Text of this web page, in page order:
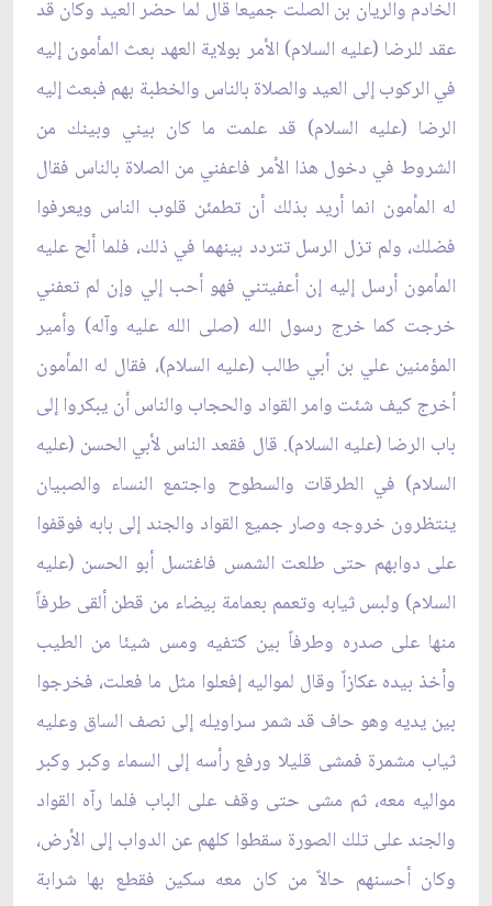
الخادم والريان بن الصلت جميعا قال لما حضر العيد وكان قد
عقد للرضا (عليه السلام) الأمر بولاية العهد بعث المأمون إليه
في الركوب إلى العيد والصلاة بالناس والخطبة بهم فبعث إليه
الرضا (عليه السلام) قد علمت ما كان بيني وبينك من
الشروط في دخول هذا الأمر فاعفني من الصلاة بالناس فقال
له المأمون انما أريد بذلك أن تطمئن قلوب الناس ويعرفوا
فضلك، ولم تزل الرسل تتردد بينهما في ذلك، فلما ألح عليه
المأمون أرسل إليه إن أعفيتني فهو أحب إلي وإن لم تعفني
خرجت كما خرج رسول الله (صلى الله عليه وآله) وأمير
المؤمنين علي بن أبي طالب (عليه السلام)، فقال له المأمون
أخرج كيف شئت وامر القواد والحجاب والناس أن يبكروا إلى
باب الرضا (عليه السلام). قال فقعد الناس لأبي الحسن (عليه
السلام) في الطرقات والسطوح واجتمع النساء والصبيان
ينتظرون خروجه وصار جميع القواد والجند إلى بابه فوقفوا
على دوابهم حتى طلعت الشمس فاغتسل أبو الحسن (عليه
السلام) ولبس ثيابه وتعمم بعمامة بيضاء من قطن ألقى طرفاً
منها على صدره وطرفاً بين كتفيه ومس شيئا من الطيب
وأخذ بيده عكازاً وقال لمواليه إفعلوا مثل ما فعلت، فخرجوا
بين يديه وهو حاف قد شمر سراويله إلى نصف الساق وعليه
ثياب مشمرة فمشى قليلا ورفع رأسه إلى السماء وكبر وكبر
مواليه معه، ثم مشى حتى وقف على الباب فلما رآه القواد
والجند على تلك الصورة سقطوا كلهم عن الدواب إلى الأرض،
وكان أحسنهم حالاً من كان معه سكين فقطع بها شرابة